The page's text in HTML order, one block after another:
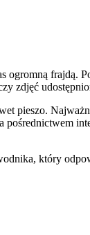
frajdą.
zdjęć
pieszo.
który